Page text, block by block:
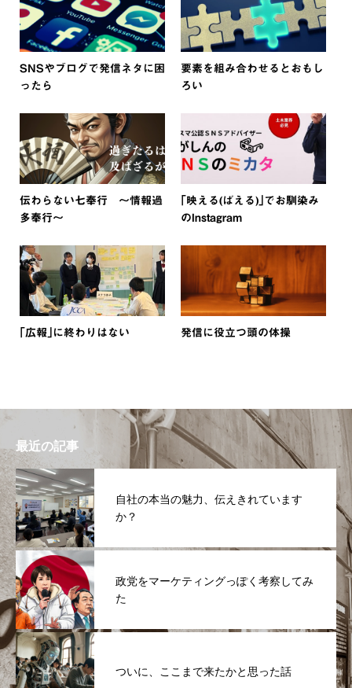
SNSやブログで発信ネタに困
ったら
要素を組み合わせるとおもし
ろい
伝わらない七奉行 〜情報過
多奉行〜
｢映える(ばえる)｣でお馴染み
のInstagram
｢広報｣に終わりはない 発信に役立つ頭の体操
最近の記事
自社の本当の魅力、伝えきれています
か？
政党をマーケティングっぽく考察してみ
た
ついに、ここまで来たかと思った話